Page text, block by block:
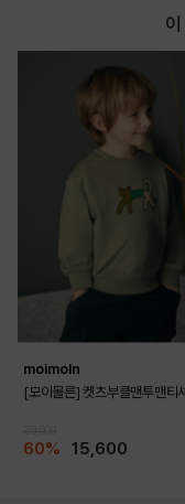
moimoln
[모이몰른] 켓츠부클맨투맨티
60% 15,600